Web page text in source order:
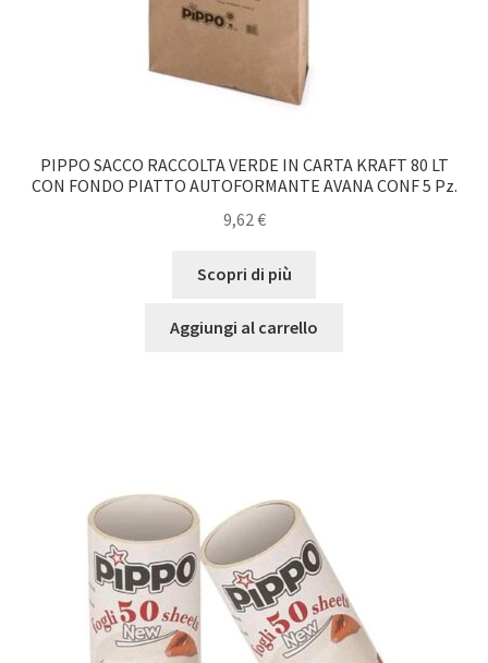
PIPPO SACCO RACCOLTA VERDE IN CARTA KRAFT 80 LT
CON FONDO PIATTO AUTOFORMANTE AVANA CONF 5 Pz.
9,62 €
Scopri di più
Aggiungi al carrello